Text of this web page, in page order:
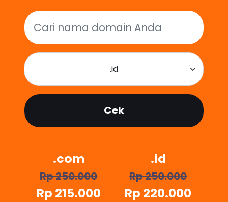
.id
Cek
.com
Rp 250.000
Rp 215.000
.id
Rp 250.000
Rp 220.000